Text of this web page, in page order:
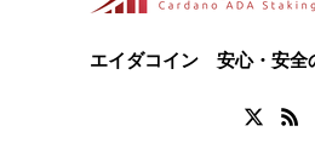
エイダコイン 安心・安全